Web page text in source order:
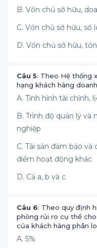
B. Vốn chủ sở hữu,
C. Vốn chủ sở hữu,
D. Vốn chủ sở hữu,
Câu 5: Theo Hệ thống
hạng khách hàng
A. Tình hình tài chính,
B. Trình độ quản lý
nghiệp
C. Tài sản đảm bảo
điểm hoạt động khác
D. Cả a, b và c
Câu 6: Theo quy định
phòng rủi ro cụ thể
của khách hàng phân
A. 5%